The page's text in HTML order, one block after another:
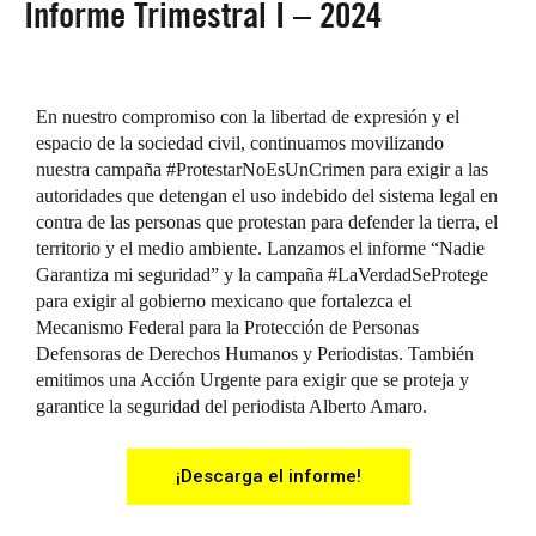
Informe Trimestral I – 2024
En nuestro compromiso con la libertad de expresión y el
espacio de la sociedad civil, continuamos movilizando
nuestra campaña #ProtestarNoEsUnCrimen para exigir a las
autoridades que detengan el uso indebido del sistema legal en
contra de las personas que protestan para defender la tierra, el
territorio y el medio ambiente. Lanzamos el informe “Nadie
Garantiza mi seguridad” y la campaña #LaVerdadSeProtege
para exigir al gobierno mexicano que fortalezca el
Mecanismo Federal para la Protección de Personas
Defensoras de Derechos Humanos y Periodistas. También
emitimos una Acción Urgente para exigir que se proteja y
garantice la seguridad del periodista Alberto Amaro.
¡Descarga el informe!